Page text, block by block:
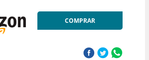
COMPRAR